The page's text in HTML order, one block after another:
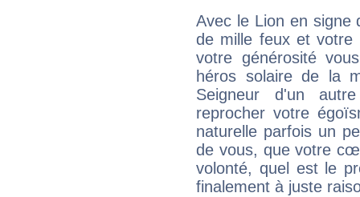
Avec le Lion en signe
de mille feux et votre
votre générosité
héros solaire de la
Seigneur d'un
reprocher votre
naturelle parfois un
de vous, que votre
volonté, quel est le
finalement à juste